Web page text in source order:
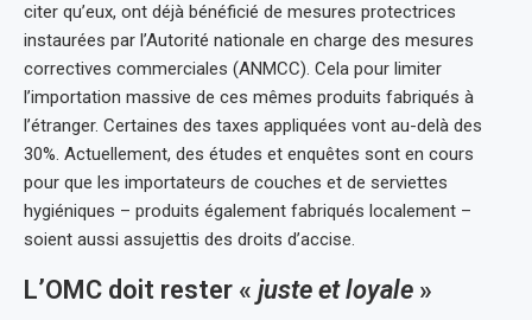
citer qu’eux, ont déjà bénéficié de mesures protectrices
instaurées par l’Autorité nationale en charge des mesures
correctives commerciales (ANMCC). Cela pour limiter
l’importation massive de ces mêmes produits fabriqués à
l’étranger. Certaines des taxes appliquées vont au-delà des
30%. Actuellement, des études et enquêtes sont en cours
pour que les importateurs de couches et de serviettes
hygiéniques – produits également fabriqués localement –
soient aussi assujettis des droits d’accise.
L’OMC doit rester « juste et loyale »